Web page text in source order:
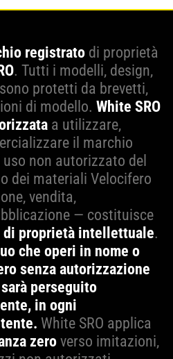
registrato di proprietà
. Tutti i modelli, design,
protetti da brevetti,
di modello. White SRO
a utilizzare,
il marchio
non autorizzato del
dei materiali Velocifero
vendita,
— costituisce
proprietà intellettuale.
che operi in nome o
senza autorizzazione
perseguito
in ogni
White SRO applica
zero verso imitazioni,